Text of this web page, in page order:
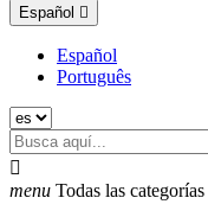
Español 
Español
Português

menu Todas las categorías